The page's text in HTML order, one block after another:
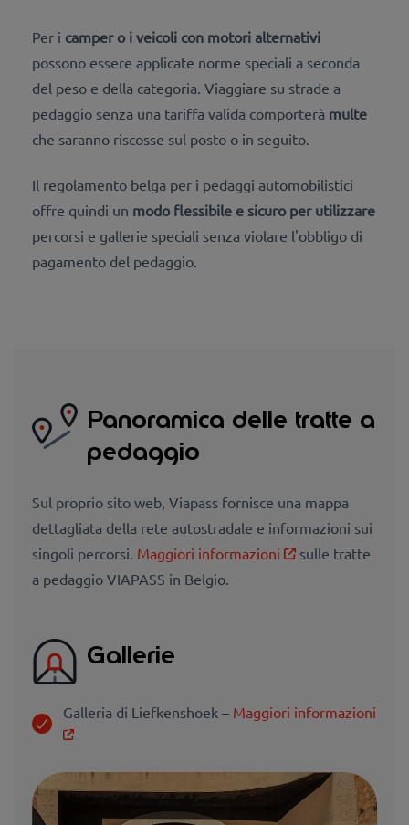
Per i camper o i veicoli con motori alternativi
possono essere applicate norme speciali a seconda
del peso e della categoria. Viaggiare su strade a
pedaggio senza una tariffa valida comporterà multe
che saranno riscosse sul posto o in seguito.
Il regolamento belga per i pedaggi automobilistici
offre quindi un modo flessibile e sicuro per utilizzare
percorsi e gallerie speciali senza violare l'obbligo di
pagamento del pedaggio.
Panoramica delle tratte a
pedaggio
Sul proprio sito web, Viapass fornisce una mappa
dettagliata della rete autostradale e informazioni sui
singoli percorsi. Maggiori informazioni
sulle tratte
a pedaggio VIAPASS in Belgio.
Gallerie
Galleria di Liefkenshoek – Maggiori informazioni